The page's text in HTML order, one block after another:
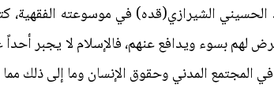
الشيرازي(قده) في موسوعته الفقهية،
لهم بسوء ويدافع عنهم، فالإسلام لا يجبر
المجتمع المدني وحقوق الإنسان وما إلى ذلك